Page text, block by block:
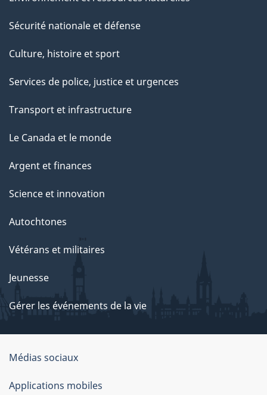
Sécurité nationale et défense
Culture, histoire et sport
Services de police, justice et urgences
Transport et infrastructure
Le Canada et le monde
Argent et finances
Science et innovation
Autochtones
Vétérans et militaires
Jeunesse
Gérer les événements de la vie
Organisation
du
Médias sociaux
Applications mobiles